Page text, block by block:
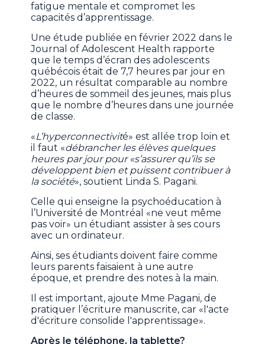
fatigue mentale et compromet les
capacités d’apprentissage.
Une étude publiée en février 2022 dans le
Journal of Adolescent Health rapporte
que le temps d’écran des adolescents
québécois était de 7,7 heures par jour en
2022, un résultat comparable au nombre
d’heures de sommeil des jeunes, mais plus
que le nombre d’heures dans une journée
de classe.
«L’hyperconnectivité» est allée trop loin et
il faut «débrancher les élèves quelques
heures par jour pour «s’assurer qu’ils se
développent bien et puissent contribuer à
la société», soutient Linda S. Pagani.
Celle qui enseigne la psychoéducation à
l’Université de Montréal «ne veut même
pas voir» un étudiant assister à ses cours
avec un ordinateur.
Ainsi, ses étudiants doivent faire comme
leurs parents faisaient à une autre
époque, et prendre des notes à la main.
Il est important, ajoute Mme Pagani, de
pratiquer l’écriture manuscrite, car «l'acte
d'écriture consolide l'apprentissage».
Après le téléphone, la tablette?